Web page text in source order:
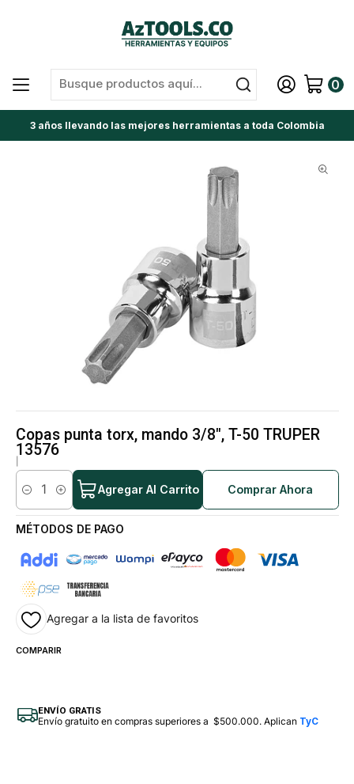
0
3 años llevando las mejores herramientas a toda Colombia
Copas punta torx, mando 3/8", T-50 TRUPER
13576
Cantidad
Agregar Al Carrito Comprar Ahora
MÉTODOS DE PAGO
Agregar a la lista de favoritos
COMPARIR
ENVÍO GRATIS
Envío gratuito en compras superiores a $500.000. Aplican TyC